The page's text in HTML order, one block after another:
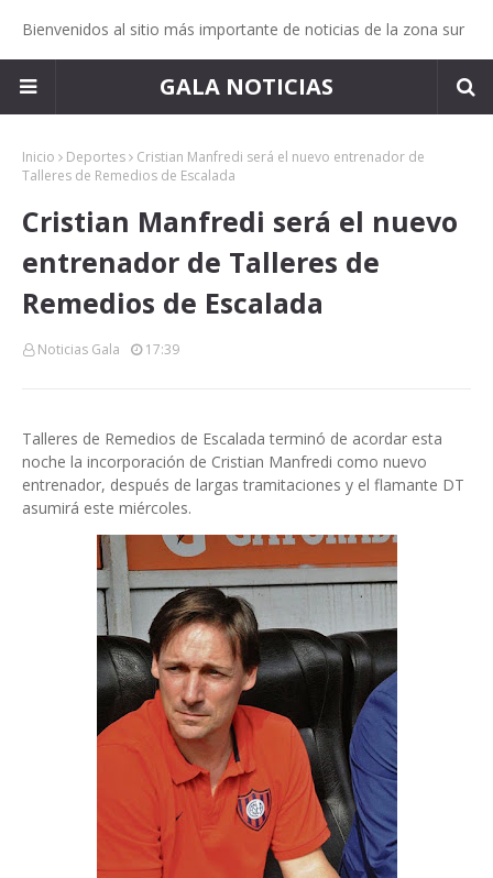
Bienvenidos al sitio más importante de noticias de la zona sur
GALA NOTICIAS
Inicio Deportes
Cristian Manfredi será el nuevo entrenador de
Talleres de Remedios de Escalada
Cristian Manfredi será el nuevo
entrenador de Talleres de
Remedios de Escalada
Noticias Gala 17:39
Talleres de Remedios de Escalada terminó de acordar esta
noche la incorporación de Cristian Manfredi como nuevo
entrenador, después de largas tramitaciones y el flamante DT
asumirá este miércoles.